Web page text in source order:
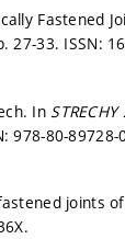
Fastened
27-33. ISSN:
In
978-80-89728-
fastened joints